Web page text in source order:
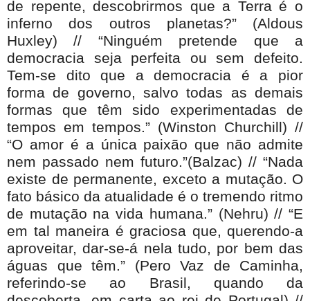
de repente, descobrirmos que a Terra é o
inferno dos outros planetas?” (Aldous
Huxley) // “Ninguém pretende que a
democracia seja perfeita ou sem defeito.
Tem-se dito que a democracia é a pior
forma de governo, salvo todas as demais
formas que têm sido experimentadas de
tempos em tempos.” (Winston Churchill) //
“O amor é a única paixão que não admite
nem passado nem futuro.”(Balzac) // “Nada
existe de permanente, exceto a mutação. O
fato básico da atualidade é o tremendo ritmo
de mutação na vida humana.” (Nehru) // “E
em tal maneira é graciosa que, querendo-a
aproveitar, dar-se-á nela tudo, por bem das
águas que têm.” (Pero Vaz de Caminha,
referindo-se ao Brasil, quando da